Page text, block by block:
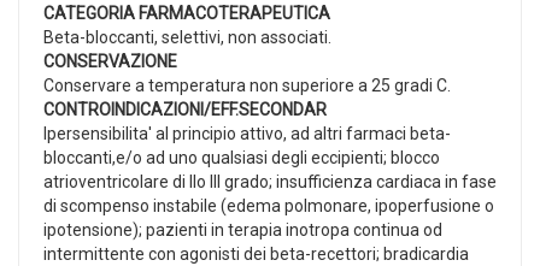
CATEGORIA FARMACOTERAPEUTICA
Beta-bloccanti, selettivi, non associati.
CONSERVAZIONE
Conservare a temperatura non superiore a 25 gradi C.
CONTROINDICAZIONI/EFF.SECONDAR
Ipersensibilita' al principio attivo, ad altri farmaci beta-
bloccanti,e/o ad uno qualsiasi degli eccipienti; blocco
atrioventricolare di IIo III grado; insufficienza cardiaca in fase
di scompenso instabile (edema polmonare, ipoperfusione o
ipotensione); pazienti in terapia inotropa continua od
intermittente con agonisti dei beta-recettori; bradicardia